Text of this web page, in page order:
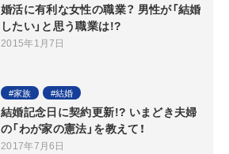
婚活に有利な女性の職業？ 男性が「結婚
したい」と思う職業は!?
2015年1月7日
家族 結婚
結婚記念日に契約更新!? いまどき夫婦
の「わが家の憲法」を教えて！
2017年7月6日